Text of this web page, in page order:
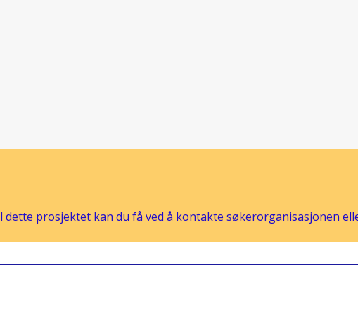
prosjektet kan du få ved å kontakte søkerorganisasjonen